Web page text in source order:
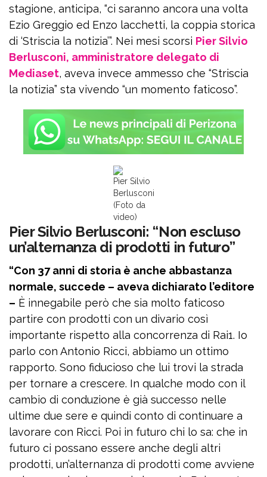
stagione, anticipa, “ci saranno ancora una volta
Ezio Greggio ed Enzo lacchetti, la coppia storica
di ‘Striscia la notizia’”. Nei mesi scorsi Pier Silvio
Berlusconi, amministratore delegato di
Mediaset, aveva invece ammesso che “Striscia
la notizia” sta vivendo “un momento faticoso”.
Pier Silvio
Berlusconi
(Foto da
video)
Pier Silvio Berlusconi: “Non escluso
un’alternanza di prodotti in futuro”
“Con 37 anni di storia è anche abbastanza
normale, succede – aveva dichiarato l’editore
– È innegabile però che sia molto faticoso
partire con prodotti con un divario così
importante rispetto alla concorrenza di Rai1. Io
parlo con Antonio Ricci, abbiamo un ottimo
rapporto. Sono fiducioso che lui trovi la strada
per tornare a crescere. In qualche modo con il
cambio di conduzione è già successo nelle
ultime due sere e quindi conto di continuare a
lavorare con Ricci. Poi in futuro chi lo sa: che in
futuro ci possano essere anche degli altri
prodotti, un’alternanza di prodotti come avviene